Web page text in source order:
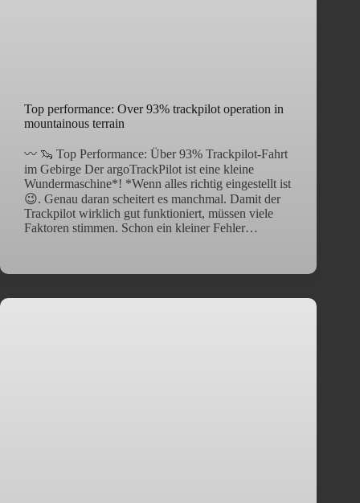
Top performance: Over 93% trackpilot operation in
mountainous terrain
〰️ 🦦 Top Performance: Über 93% Trackpilot-Fahrt
im Gebirge Der argoTrackPilot ist eine kleine
Wundermaschine*! *Wenn alles richtig eingestellt ist
😉. Genau daran scheitert es manchmal. Damit der
Trackpilot wirklich gut funktioniert, müssen viele
Faktoren stimmen. Schon ein kleiner Fehler…